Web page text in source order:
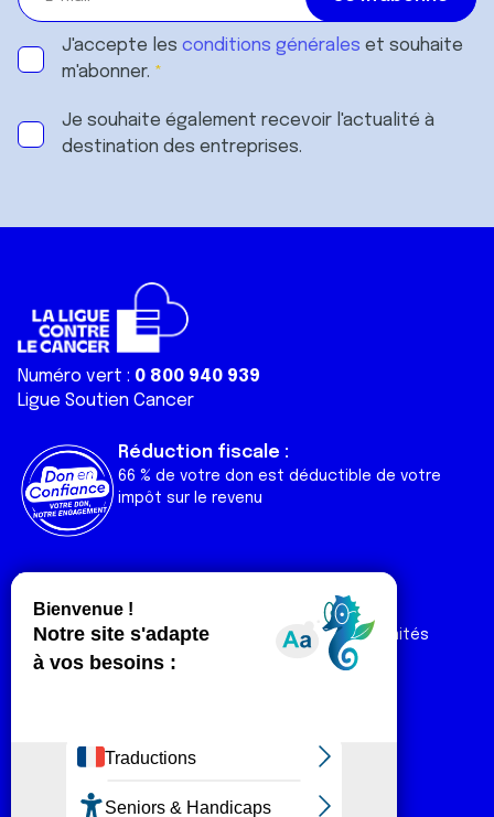
J'accepte les conditions générales et souhaite
m'abonner.
Je souhaite également recevoir l'actualité à
destination des entreprises.
Numéro vert : 0 800 940 939
Ligue Soutien Cancer
Réduction fiscale :
66 % de votre don est déductible de votre
impôt sur le revenu
Liens utiles
Nos actualités
Nos publications
Contact
Espace Ligue & comités
Espace chercheur